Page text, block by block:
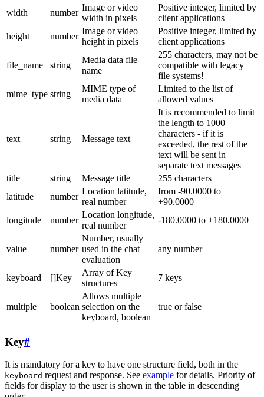
width
number
Image or video
width in pixels
Positive integer, limited by
client applications
height
number
Image or video
height in pixels
Positive integer, limited by
client applications
file_name string
Media data file
name
255 characters, may not be
compatible with legacy
file systems!
mime_type string
MIME type of
media data
Limited to the list of
allowed values
text string Message text
It is recommended to limit
the length to 1000
characters - if it is
exceeded, the rest of the
text will be sent in
separate text messages
title
string Message title
255 characters
latitude
number
Location latitude,
real number
from -90.0000 to
+90.0000
longitude
number
Location longitude,
real number
-180.0000 to +180.0000
value number
Number, usually
used in the chat
evaluation
any number
keyboard []Key
Array of Key
structures
7 keys
multiple boolean
Allows multiple
selection on the
keyboard, boolean
true or false
Key#
It is mandatory for a key to have one structure field, both in the
keyboard request and response. See example for details. Priority of
fields for display to the user is shown in the table in descending